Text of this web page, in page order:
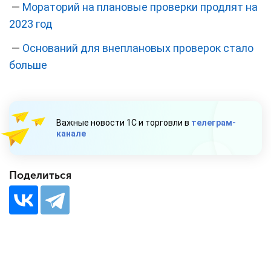
— Мораторий на плановые проверки продлят на
2023 год
— Оснований для внеплановых проверок стало
больше
Важные новости 1С и торговли в телеграм-
канале
Поделиться